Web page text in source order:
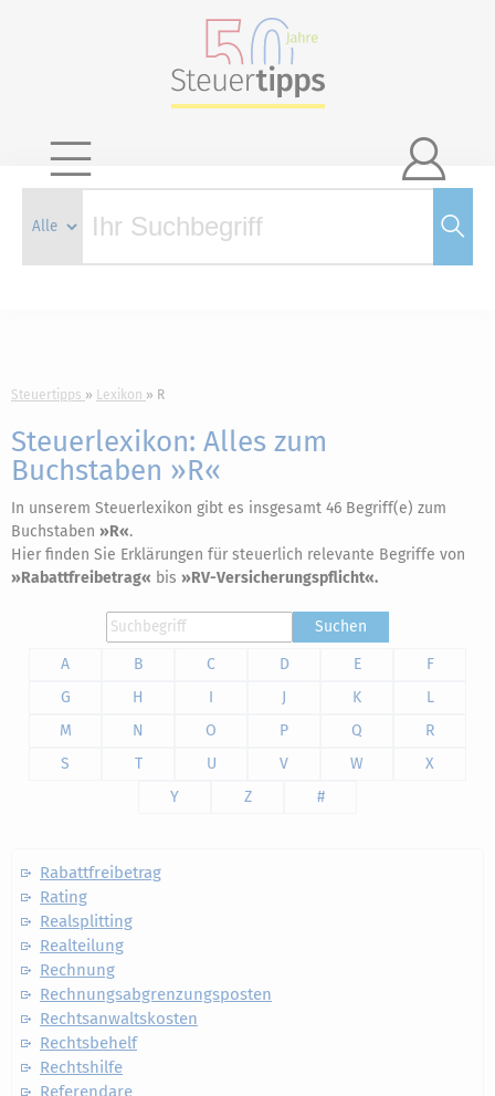

Steuertipps Lexikon R
Steuerlexikon: Alles zum
Buchstaben »R«
In unserem Steuerlexikon gibt es insgesamt 46 Begriff(e) zum
Buchstaben »R«.
Hier finden Sie Erklärungen für steuerlich relevante Begriffe von
»Rabattfreibetrag« bis »RV-Versicherungspflicht«.
Suchen
A
B C D E
F
G
H I J K
L
M
N O P Q
R
S
T U V W
X
Y
Z #
Rabattfreibetrag
Rating
Realsplitting
Realteilung
Rechnung
Rechnungsabgrenzungsposten
Rechtsanwaltskosten
Rechtsbehelf
Rechtshilfe
Referendare